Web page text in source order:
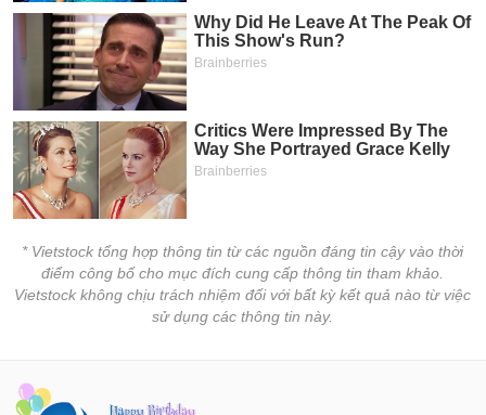
* Vietstock tổng hợp thông tin từ các nguồn đáng tin cậy vào thời
điểm công bố cho mục đích cung cấp thông tin tham khảo.
Vietstock không chịu trách nhiệm đối với bất kỳ kết quả nào từ việc
sử dụng các thông tin này.